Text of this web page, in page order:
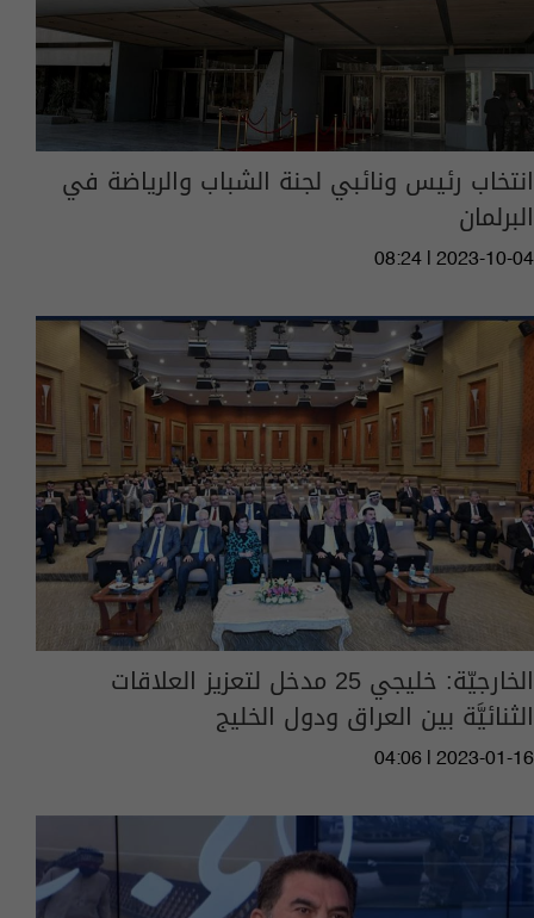
انتخاب رئيس ونائبي لجنة الشباب والرياضة في
البرلمان
08:24 | 2023-10-04
الخارجيّة: خليجي 25 مدخل لتعزيز العلاقات
الثنائيَّة بين العراق ودول الخليج
04:06 | 2023-01-16